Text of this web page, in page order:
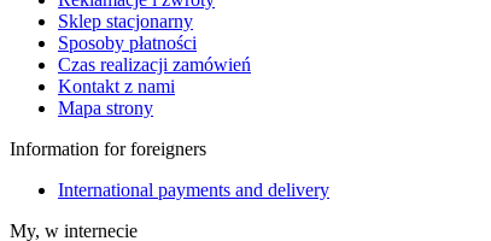
Sklep stacjonarny
Sposoby płatności
Czas realizacji zamówień
Kontakt z nami
Mapa strony
Information for foreigners
International payments and delivery
My, w internecie